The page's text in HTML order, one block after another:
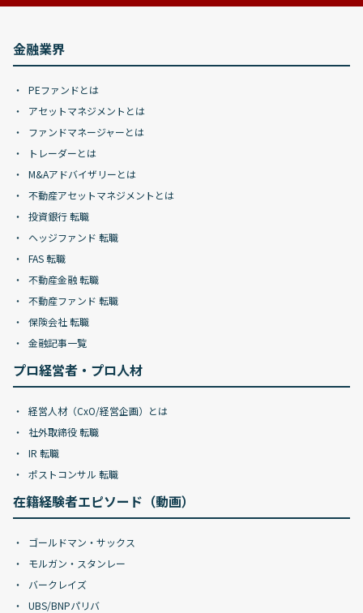
金融業界
PEファンドとは
アセットマネジメントとは
ファンドマネージャーとは
トレーダーとは
M&Aアドバイザリーとは
不動産アセットマネジメントとは
投資銀行 転職
ヘッジファンド 転職
FAS 転職
不動産金融 転職
不動産ファンド 転職
保険会社 転職
金融記事一覧
プロ経営者・プロ人材
経営人材（CxO/経営企画）とは
社外取締役 転職
IR 転職
ポストコンサル 転職
在籍経験者エピソード（動画）
ゴールドマン・サックス
モルガン・スタンレー
バークレイズ
UBS/BNPパリバ